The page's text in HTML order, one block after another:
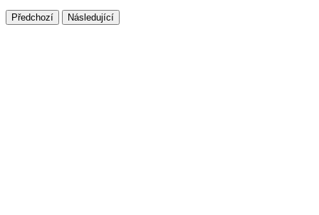
Předchozí Následující